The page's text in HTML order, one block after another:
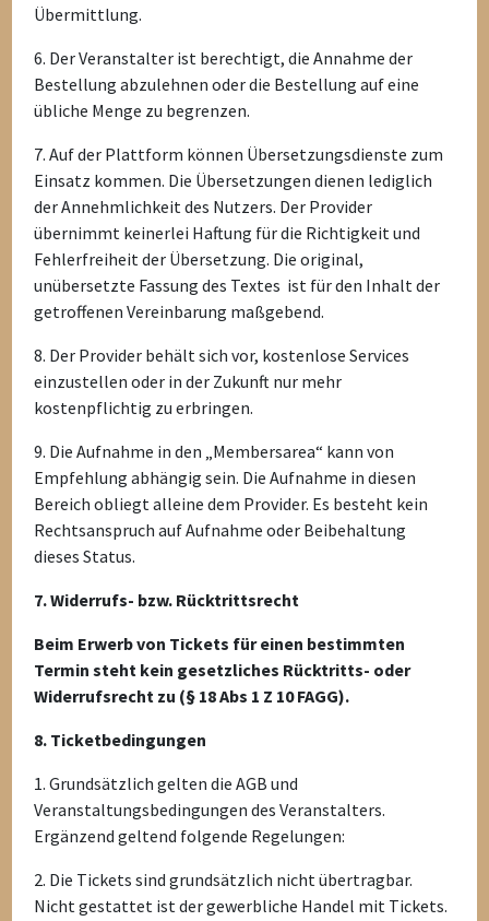
Übermittlung.
6. Der Veranstalter ist berechtigt, die Annahme der
Bestellung abzulehnen oder die Bestellung auf eine
übliche Menge zu begrenzen.
7. Auf der Plattform können Übersetzungsdienste zum
Einsatz kommen. Die Übersetzungen dienen lediglich
der Annehmlichkeit des Nutzers. Der Provider
übernimmt keinerlei Haftung für die Richtigkeit und
Fehlerfreiheit der Übersetzung. Die original,
unübersetzte Fassung des Textes ist für den Inhalt der
getroffenen Vereinbarung maßgebend.
8. Der Provider behält sich vor, kostenlose Services
einzustellen oder in der Zukunft nur mehr
kostenpflichtig zu erbringen.
9. Die Aufnahme in den „Membersarea“ kann von
Empfehlung abhängig sein. Die Aufnahme in diesen
Bereich obliegt alleine dem Provider. Es besteht kein
Rechtsanspruch auf Aufnahme oder Beibehaltung
dieses Status.
7. Widerrufs- bzw. Rücktrittsrecht
Beim Erwerb von Tickets für einen bestimmten
Termin steht kein gesetzliches Rücktritts- oder
Widerrufsrecht zu (§ 18 Abs 1 Z 10 FAGG).
8. Ticketbedingungen
1. Grundsätzlich gelten die AGB und
Veranstaltungsbedingungen des Veranstalters.
Ergänzend geltend folgende Regelungen:
2. Die Tickets sind grundsätzlich nicht übertragbar.
Nicht gestattet ist der gewerbliche Handel mit Tickets.